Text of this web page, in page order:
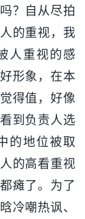
？自从尽拍
的重视，我
人重视的感
形象，在本
得值，好像
到负责人选
的地位被取
的高看重视
瘫了。为了
冷嘲热讽、